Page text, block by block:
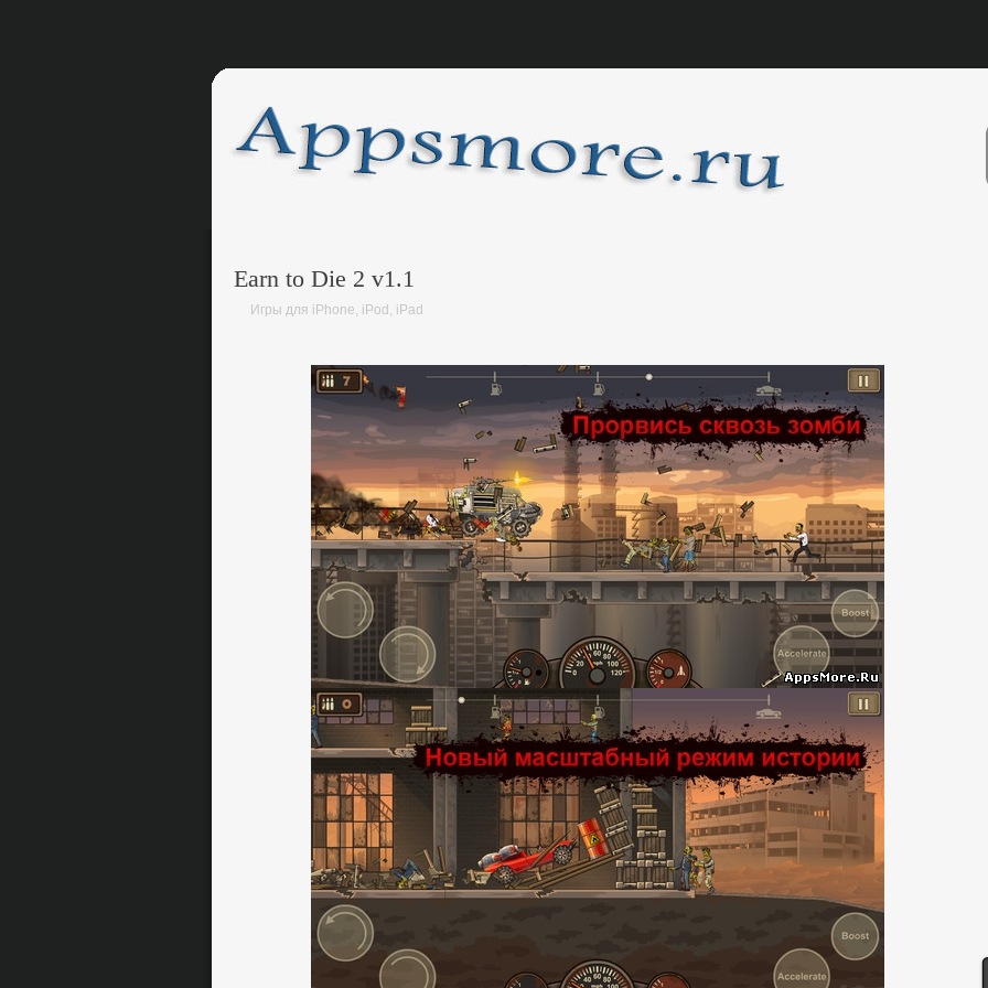
Earn to Die 2 v1.1
Игры для iPhone, iPod, iPad